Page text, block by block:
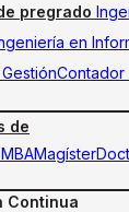
pregrado
en
Contador
de
MBAMagíster
Continua